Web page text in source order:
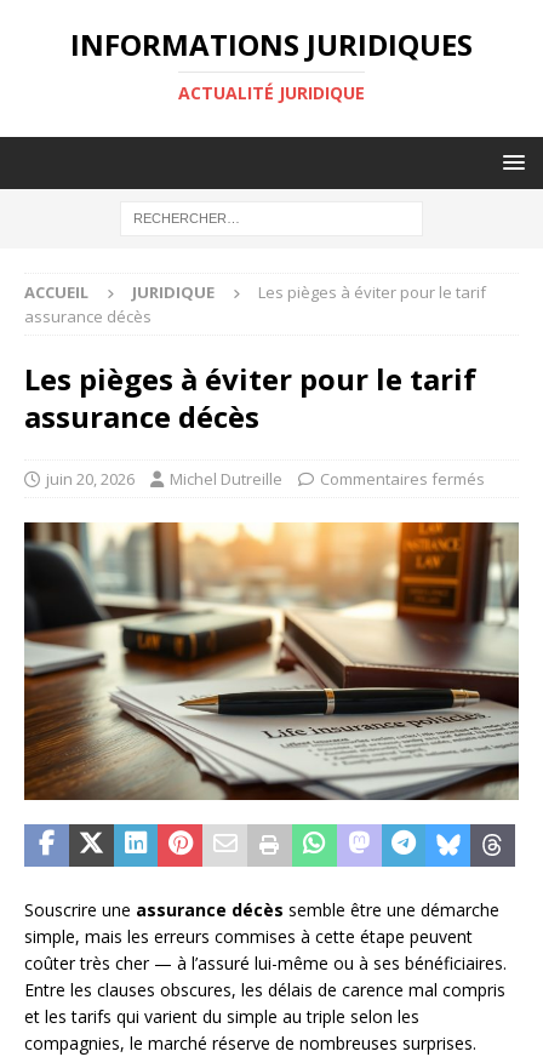
INFORMATIONS JURIDIQUES
ACTUALITÉ JURIDIQUE
ACCUEIL JURIDIQUE
Les pièges à éviter pour le tarif
assurance décès
Les pièges à éviter pour le tarif
assurance décès
juin 20, 2026 Michel Dutreille Commentaires fermés
Souscrire une assurance décès semble être une démarche
simple, mais les erreurs commises à cette étape peuvent
coûter très cher — à l’assuré lui-même ou à ses bénéficiaires.
Entre les clauses obscures, les délais de carence mal compris
et les tarifs qui varient du simple au triple selon les
compagnies, le marché réserve de nombreuses surprises.